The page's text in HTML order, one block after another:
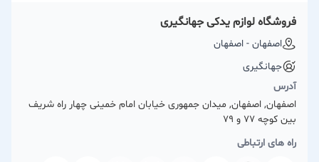
فروشگاه لوازم یدکی جهانگیری
اصفهان - اصفهان
جهانگیری
آدرس
اصفهان, اصفهان, میدان جمهوری خیابان امام خمینی چهار راه شریف
بین کوچه 77 و 79
راه های ارتباطی